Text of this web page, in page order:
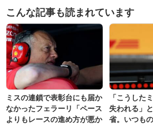
こんな記事も読まれています
ミスの連鎖で表彰台にも届か
なかったフェラーリ「ペース
よりもレースの進め方が悪か
「こうした
失われる」
省。いつも